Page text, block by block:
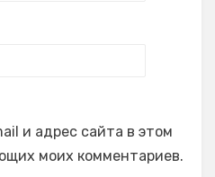
и адрес сайта в этом
моих комментариев.